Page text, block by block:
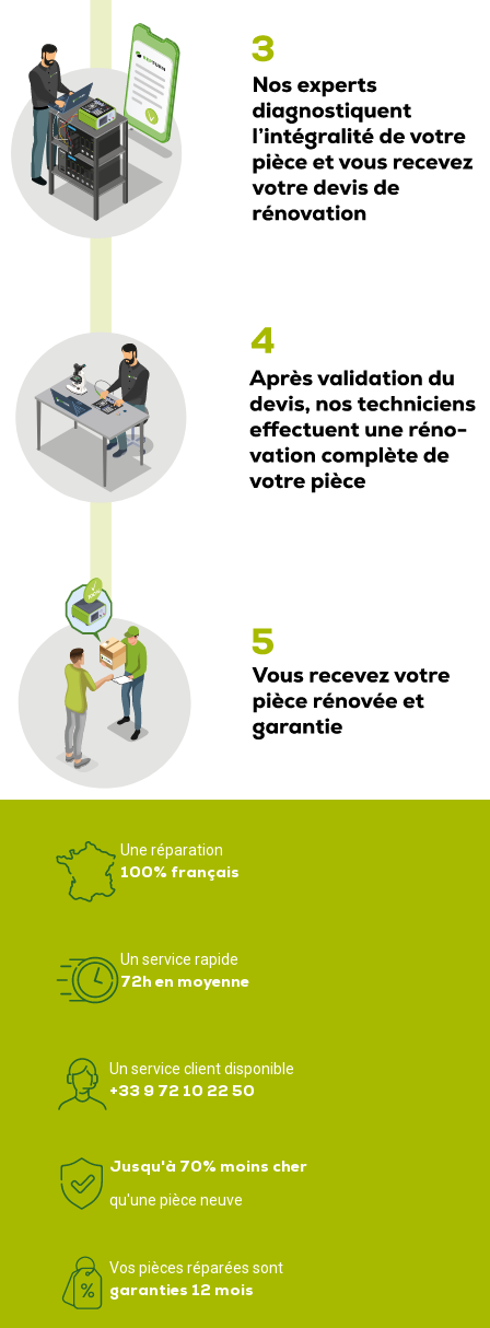
Une réparation
100% français
Un service rapide
72h en moyenne
Un service client disponible
+33 9 72 10 22 50
Jusqu'à 70% moins cher
qu'une pièce neuve
Vos pièces réparées sont
garanties 12 mois